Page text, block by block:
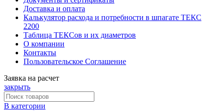
Доставка и оплата
Калькулятор расхода и потребности в шпагате ТЕКС
2200
Таблица ТЕКСов и их диаметров
О компании
Контакты
Пользовательское Соглашение
Заявка на расчет
закрыть
В категории